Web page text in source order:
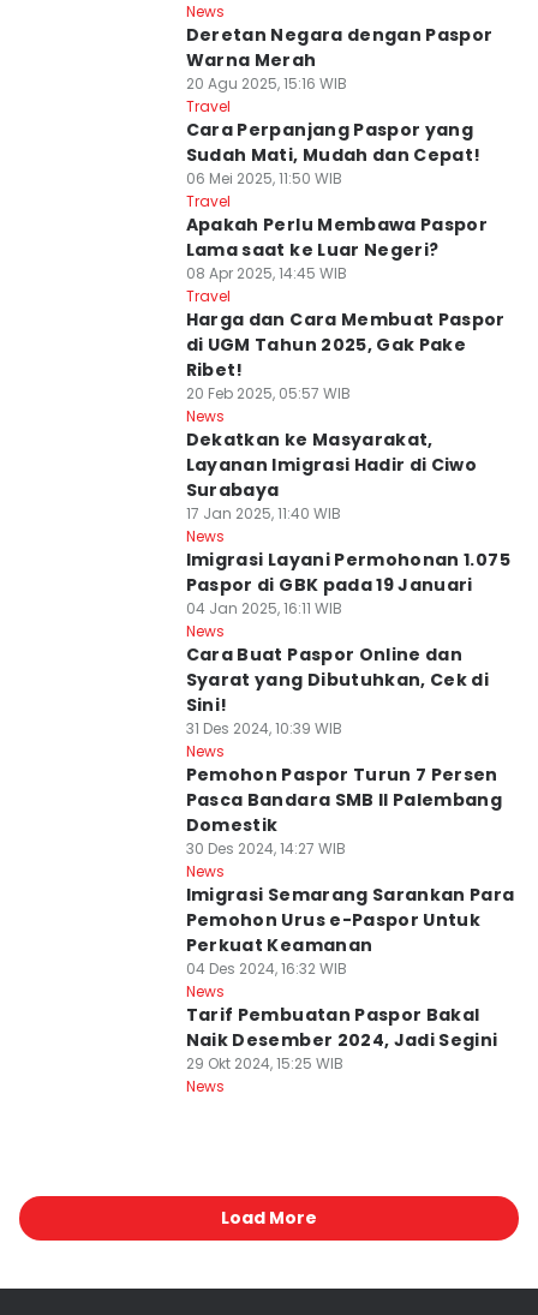
News
Deretan Negara dengan Paspor
Warna Merah
20 Agu 2025, 15:16 WIB
Travel
Cara Perpanjang Paspor yang
Sudah Mati, Mudah dan Cepat!
06 Mei 2025, 11:50 WIB
Travel
Apakah Perlu Membawa Paspor
Lama saat ke Luar Negeri?
08 Apr 2025, 14:45 WIB
Travel
Harga dan Cara Membuat Paspor
di UGM Tahun 2025, Gak Pake
Ribet!
20 Feb 2025, 05:57 WIB
News
Dekatkan ke Masyarakat,
Layanan Imigrasi Hadir di Ciwo
Surabaya
17 Jan 2025, 11:40 WIB
News
Imigrasi Layani Permohonan 1.075
Paspor di GBK pada 19 Januari
04 Jan 2025, 16:11 WIB
News
Cara Buat Paspor Online dan
Syarat yang Dibutuhkan, Cek di
Sini!
31 Des 2024, 10:39 WIB
News
Pemohon Paspor Turun 7 Persen
Pasca Bandara SMB II Palembang
Domestik
30 Des 2024, 14:27 WIB
News
Imigrasi Semarang Sarankan Para
Pemohon Urus e-Paspor Untuk
Perkuat Keamanan
04 Des 2024, 16:32 WIB
News
Tarif Pembuatan Paspor Bakal
Naik Desember 2024, Jadi Segini
29 Okt 2024, 15:25 WIB
News
Load More